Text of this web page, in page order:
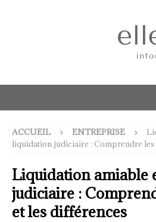
ACCUEIL ENTREPRISE
liquidation judiciaire : Comprendre les
Liquidation amiable
judiciaire :
et les différences